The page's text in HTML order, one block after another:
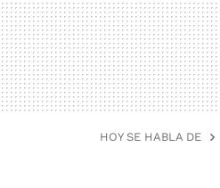
HOY SE HABLA DE